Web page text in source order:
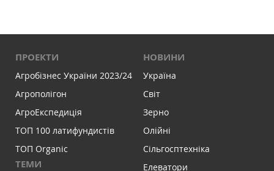
ПРОЕКТИ
Агробізнес України 2023/24
Агрополігон
АгроЕкспедиція
ТОП 100 латифундистів
ТОП Organic
ТЕМИ
НОВИНИ
Україна
Світ
Зерно
Олійні
Сільгосптехніка
Елеватори